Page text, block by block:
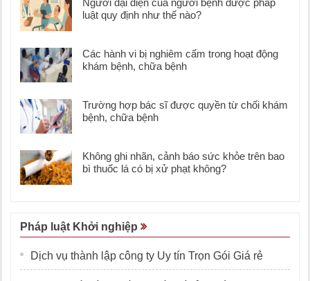
Người đại diện của người bệnh được pháp
luật quy định như thế nào?
Các hành vi bị nghiêm cấm trong hoạt động
khám bệnh, chữa bệnh
Trường hợp bác sĩ được quyền từ chối khám
bệnh, chữa bệnh
Không ghi nhãn, cảnh báo sức khỏe trên bao
bì thuốc lá có bị xử phạt không?
Pháp luật Khởi nghiệp
Dịch vụ thành lập công ty Uy tín Trọn Gói Giá rẻ